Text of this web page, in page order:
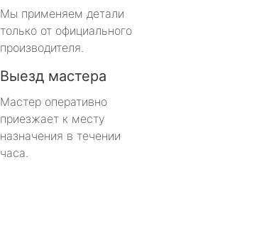
Мы применяем детали
только от официального
производителя.
Выезд мастера
Мастер оперативно
приезжает к месту
назначения в течении
часа.